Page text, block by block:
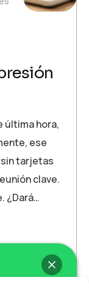
última hora,
ese
tarjetas
clave.
¿Dará…
urgente,